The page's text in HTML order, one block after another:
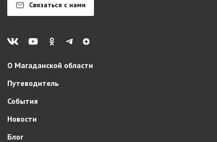
Связаться с нами
О Магаданской области
Путеводитель
События
Новости
Блог